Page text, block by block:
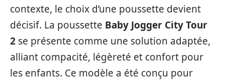
contexte, le choix d’une poussette devient
décisif. La poussette Baby Jogger City Tour
2 se présente comme une solution adaptée,
alliant compacité, légèreté et confort pour
les enfants. Ce modèle a été conçu pour